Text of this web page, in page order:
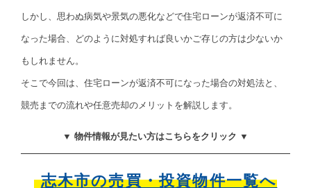
しかし、思わぬ病気や景気の悪化などで住宅ローンが返済不可に
なった場合、どのように対処すれば良いかご存じの方は少ないか
もしれません。
そこで今回は、住宅ローンが返済不可になった場合の対処法と、
競売までの流れや任意売却のメリットを解説します。
▼ 物件情報が見たい方はこちらをクリック ▼
志木市の売買・投資物件一覧へ